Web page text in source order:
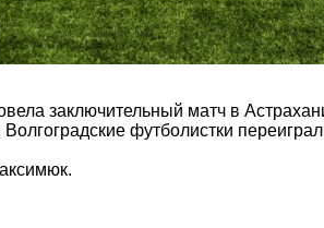
заключительный матч в
Волгоградские футболистки